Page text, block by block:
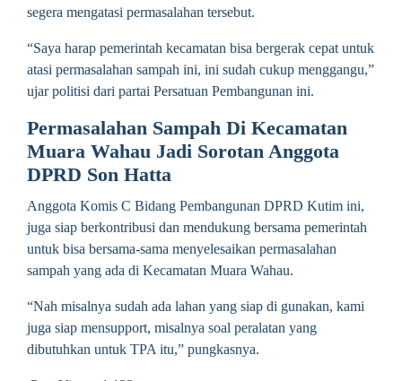
segera mengatasi permasalahan tersebut.
“Saya harap pemerintah kecamatan bisa bergerak cepat untuk
atasi permasalahan sampah ini, ini sudah cukup menggangu,”
ujar politisi dari partai Persatuan Pembangunan ini.
Permasalahan Sampah Di Kecamatan
Muara Wahau Jadi Sorotan Anggota
DPRD Son Hatta
Anggota Komis C Bidang Pembangunan DPRD Kutim ini,
juga siap berkontribusi dan mendukung bersama pemerintah
untuk bisa bersama-sama menyelesaikan permasalahan
sampah yang ada di Kecamatan Muara Wahau.
“Nah misalnya sudah ada lahan yang siap di gunakan, kami
juga siap mensupport, misalnya soal peralatan yang
dibutuhkan untuk TPA itu,” pungkasnya.